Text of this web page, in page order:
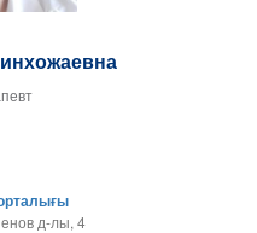
д-лы, 4